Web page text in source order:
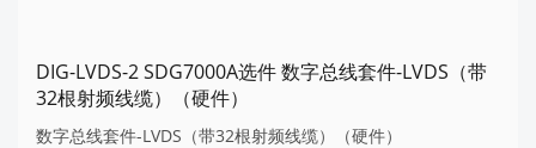
DIG-LVDS-2 SDG7000A选件 数字总线套件-LVDS（带
32根射频线缆）（硬件）
数字总线套件-LVDS（带32根射频线缆）（硬件）